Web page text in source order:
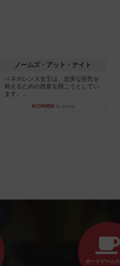
ノームズ・アット・ナイト
ベネボレンス女王は、忠実な臣民を
称えるための祝宴を開こうとしてい
ます。...
約15時間前by jurong
ボードゲーム